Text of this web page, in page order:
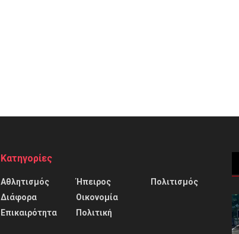
Κατηγορίες
Αθλητισμός
Διάφορα
Επικαιρότητα
Ήπειρος
Οικονομία
Πολιτική
Πολιτισμός